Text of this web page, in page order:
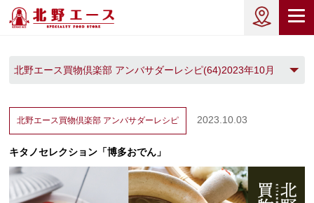
北野エース買物倶楽部 アンバサダーレシピ(64)2023年10月
北野エース買物倶楽部 アンバサダーレシピ 2023.10.03
キタノセレクション「博多おでん」